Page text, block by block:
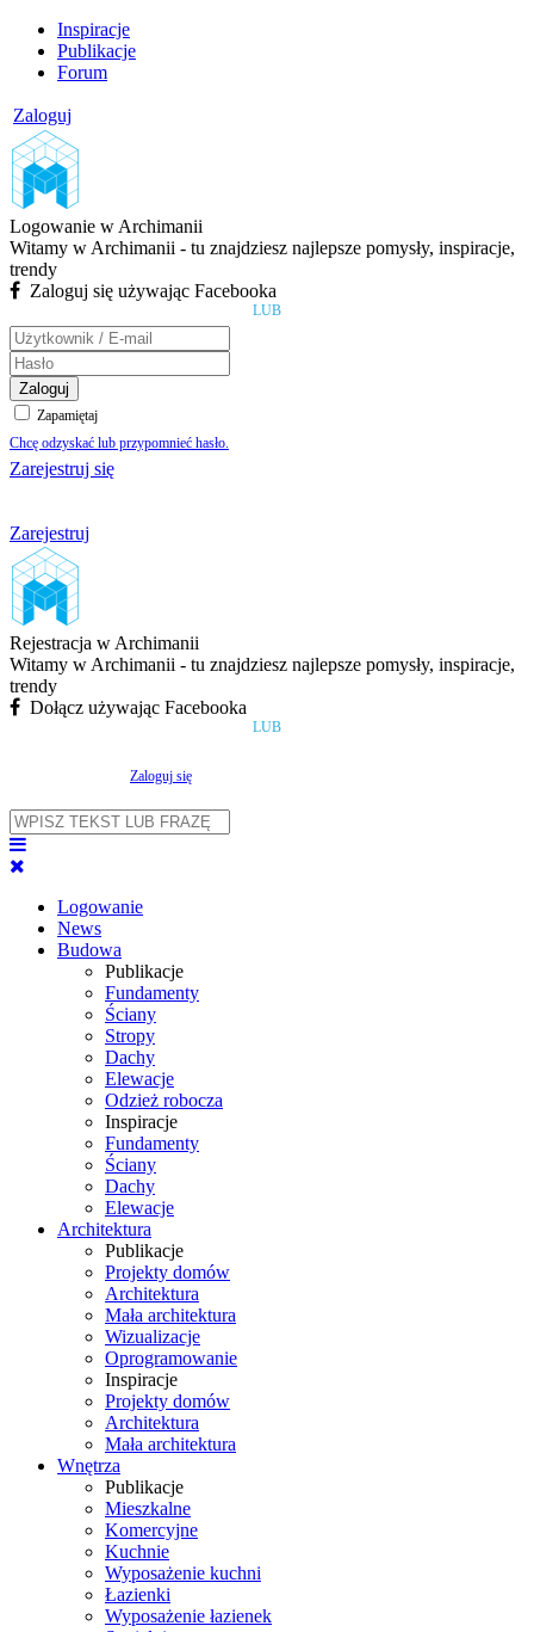
Inspiracje
Publikacje
Forum
Zaloguj
Logowanie w Archimanii
Witamy w Archimanii - tu znajdziesz najlepsze pomysły, inspiracje,
trendy
Zaloguj się używając Facebooka
LUB
Zaloguj
Zapamiętaj
Chcę odzyskać lub przypomnieć hasło.
Zarejestruj się
Zarejestruj
Rejestracja w Archimanii
Witamy w Archimanii - tu znajdziesz najlepsze pomysły, inspiracje,
trendy
Dołącz używając Facebooka
LUB
Zaloguj się
Logowanie
News
Budowa
Publikacje
Fundamenty
Ściany
Stropy
Dachy
Elewacje
Odzież robocza
Inspiracje
Fundamenty
Ściany
Dachy
Elewacje
Architektura
Publikacje
Projekty domów
Architektura
Mała architektura
Wizualizacje
Oprogramowanie
Inspiracje
Projekty domów
Architektura
Mała architektura
Wnętrza
Publikacje
Mieszkalne
Komercyjne
Kuchnie
Wyposażenie kuchni
Łazienki
Wyposażenie łazienek